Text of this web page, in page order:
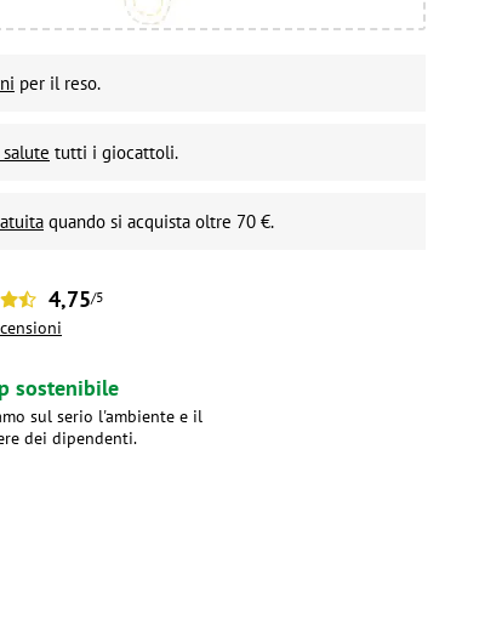
per il reso.
tutti i giocattoli.
quando si acquista oltre 70 €.
4,75/5
sostenibile
sul serio l'ambiente e il
dei dipendenti.